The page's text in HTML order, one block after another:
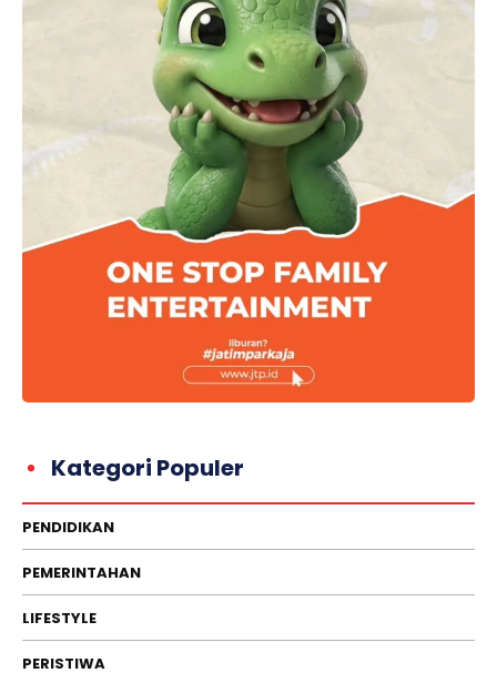
Kategori Populer
PENDIDIKAN
PEMERINTAHAN
LIFESTYLE
PERISTIWA